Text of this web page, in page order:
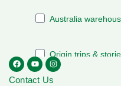
Contact Us